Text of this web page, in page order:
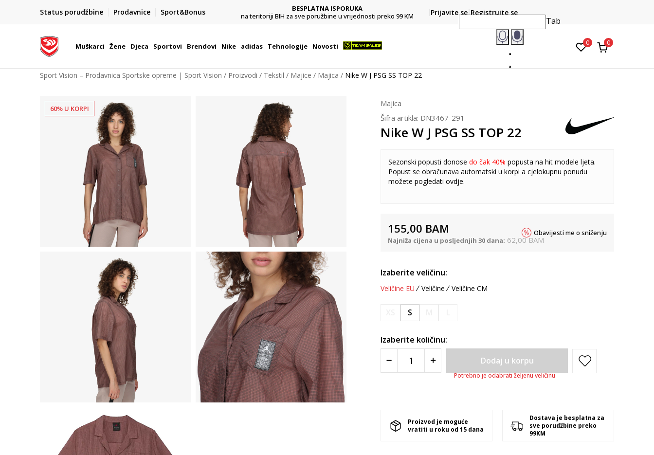
Status porudžbine Prodavnice Sport&Bonus
POZOVITE NAS NA : 055/490-400
Pon-Pet od 9h - 16h
BESPLATNA ISPORUKA
na teritoriji BIH za sve poružbine u vrijednosti preko 99 KM
Platite karticom online i preuzmite u prodavnici po vašem
Prijavite se Registrujte se
Muškarci Žene Djeca Sportovi Brendovi Nike adidas Tehnologije Novosti
Tab
0 0
Sport Vision – Prodavnica Sportske opreme | Sport Vision Proizvodi Tekstil Majice Majica Nike W J PSG SS TOP 22
60% U KORPI
Majica
Šifra artikla: DN3467-291
Nike W J PSG SS TOP 22
Sezonski popusti donose do čak 40% popusta na hit modele ljeta.
Popust se obračunava automatski u korpi a cjelokupnu ponudu
možete pogledati ovdje.
155,00 BAM
Najniža cijena u posljednjih 30 dana: 62,00 BAM
Obavijesti me o sniženju
Izaberite veličinu:
Veličine EU Veličine Veličine CM
S
Izaberite količinu:
Dodaj u korpu
Potrebno je odabrati željenu veličinu
Proizvod je moguće
vratiti u roku od 15 dana
Dostava je besplatna za
sve porudžbine preko
99KM